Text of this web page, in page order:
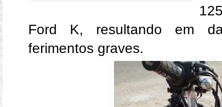
Ford K, resultando em
ferimentos graves.